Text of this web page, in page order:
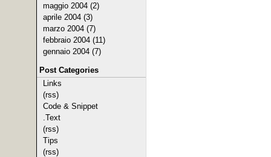
maggio 2004 (2)
aprile 2004 (3)
marzo 2004 (7)
febbraio 2004 (11)
gennaio 2004 (7)
Post Categories
Links
(rss)
Code & Snippet
.Text
(rss)
Tips
(rss)